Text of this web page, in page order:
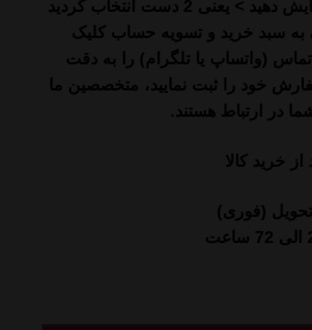
مثلا : اگر تعداد را به 2 افزایش دهید > یعنی 2 دست انتخاب کردید
سبد خرید و تسویه حساب کلیک
(واتساپ یا تلگرام) را به دقت
خود را ثبت نمایید، متخصصین ما
در ارتباط هستند.
خرید کالا
(فوری)